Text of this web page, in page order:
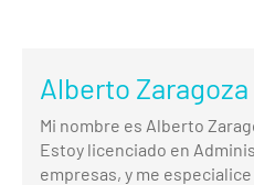
Alberto Zaragoza
Mi nombre es Alberto
Estoy licenciado en
empresas, y me